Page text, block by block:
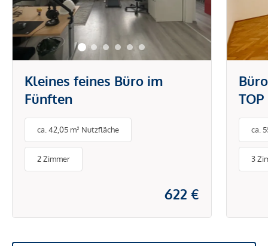
Kleines feines Büro im
Fünften
ca. 42,05 m² Nutzfläche
2 Zimmer
622 €
ca.
3